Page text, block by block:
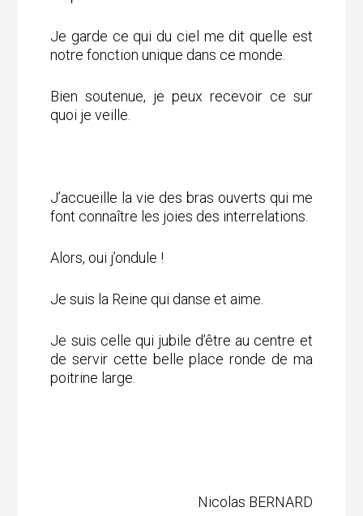
Je garde ce qui du ciel me dit quelle est
notre fonction unique dans ce monde.
Bien soutenue, je peux recevoir ce sur
quoi je veille.
J’accueille la vie des bras ouverts qui me
font connaître les joies des interrelations.
Alors, oui j’ondule !
Je suis la Reine qui danse et aime.
Je suis celle qui jubile d’être au centre et
de servir cette belle place ronde de ma
poitrine large.
Nicolas BERNARD